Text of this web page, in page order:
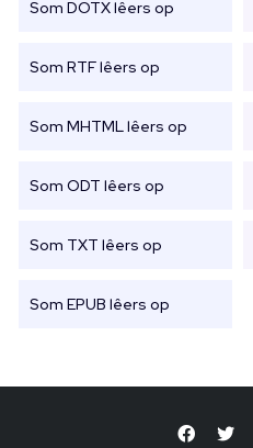
Som DOTX lêers op
Som RTF lêers op
Som MHTML lêers op
Som ODT lêers op
Som TXT lêers op
Som EPUB lêers op